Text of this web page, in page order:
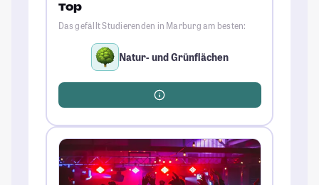
Top
Das gefällt Studierenden in Marburg am besten:
Natur- und Grünflächen